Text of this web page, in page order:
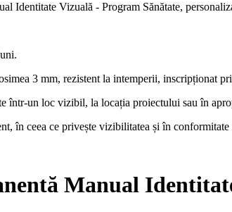
Identitate Vizuală - Program Sănătate,
3 mm, rezistent la intemperii, inscripționat
într-un loc vizibil, la locația proiectului sau în
în ceea ce privește vizibilitatea și în
Manual